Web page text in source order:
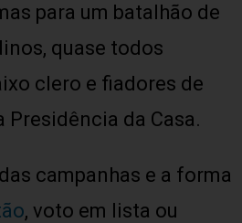
para um batalhão de
quase todos
clero e fiadores de
Presidência da Casa.
campanhas e a forma
, voto em lista ou